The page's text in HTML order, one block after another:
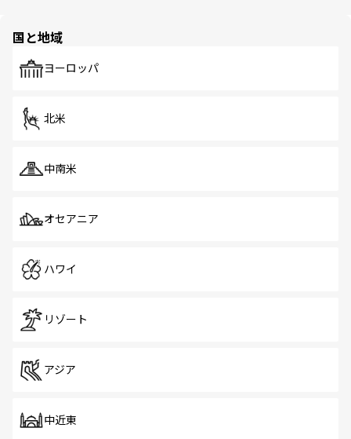
で、ホーカーズは地元の風情を楽しめる外せないスポット
国と地域
ヨーロッパ
北米
中南米
オセアニア
ハワイ
リゾート
アジア
中近東